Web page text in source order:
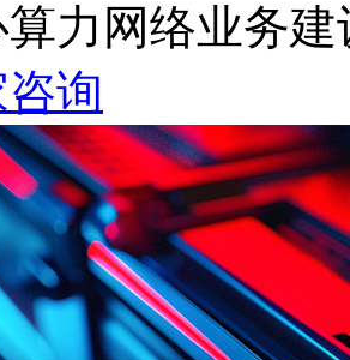
力网络业务建
询